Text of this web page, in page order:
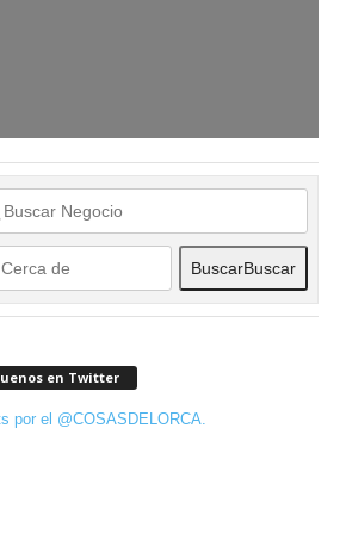
BuscarBuscar
en Twitter
por el @COSASDELORCA.